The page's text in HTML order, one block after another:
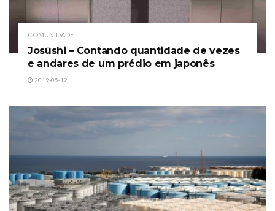
COMUNIDADE
Josūshi – Contando quantidade de vezes
e andares de um prédio em japonês
2019-05-12